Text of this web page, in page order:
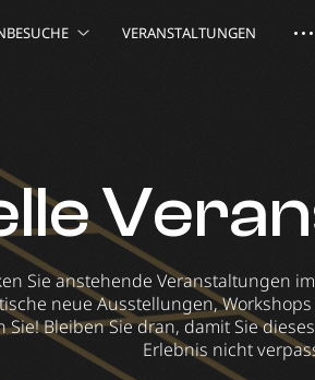
VERANSTALTUNGEN
Sie anstehende Veranstaltungen
neue Ausstellungen,
Sie! Bleiben Sie dran, damit Sie
Erlebnis nicht